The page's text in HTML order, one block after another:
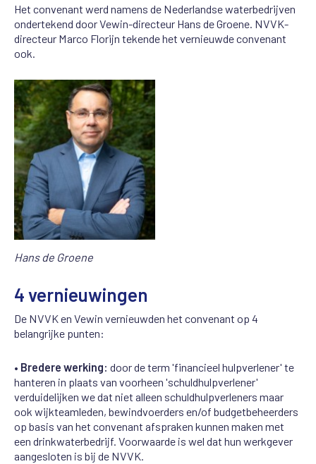
Het convenant werd namens de Nederlandse waterbedrijven
ondertekend door Vewin-directeur Hans de Groene. NVVK-
directeur Marco Florijn tekende het vernieuwde convenant
ook.
Hans de Groene
4 vernieuwingen
De NVVK en Vewin vernieuwden het convenant op 4
belangrijke punten:
• Bredere werking: door de term 'financieel hulpverlener' te
hanteren in plaats van voorheen 'schuldhulpverlener'
verduidelijken we dat niet alleen schuldhulpverleners maar
ook wijkteamleden, bewindvoerders en/of budgetbeheerders
op basis van het convenant afspraken kunnen maken met
een drinkwaterbedrijf. Voorwaarde is wel dat hun werkgever
aangesloten is bij de NVVK.